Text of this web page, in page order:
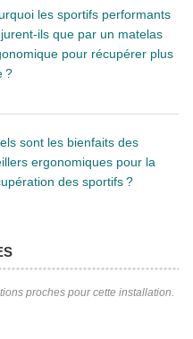
les sportifs performants
ils que par un matelas
pour récupérer plus
?
sont les bienfaits des
ergonomiques pour la
des sportifs ?
proches pour cette installation.